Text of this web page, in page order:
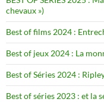
chevaux »)
Best of films 2024 :
Best of jeux 2024 : La
Best of Séries 2024 :
Best of séries 2023 : et la